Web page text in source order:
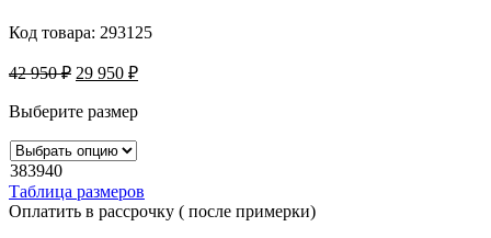
Код товара: 293125
42 950₽ 29 950 ₽
Выберите размер
383940
Таблица размеров
Оплатить в рассрочку ( после примерки)